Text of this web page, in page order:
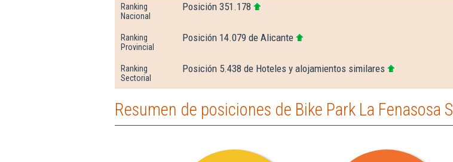
Ranking
Nacional
Posición 351.178
Ranking
Provincial
Posición 14.079 de Alicante
Ranking
Sectorial
Posición 5.438 de Hoteles y alojamientos similares
Resumen de posiciones de Bike Park La Fenasosa Sl